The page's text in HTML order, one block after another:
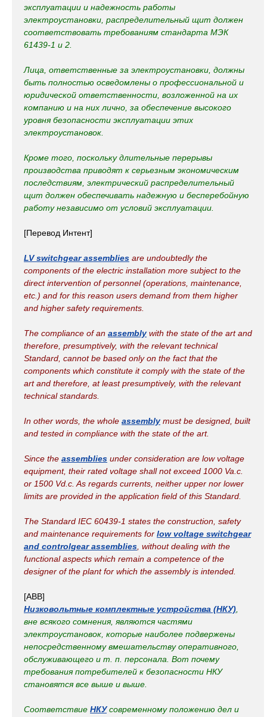
эксплуатации и надежность работы
электроустановки, распределительный щит должен
соответствовать требованиям стандарта МЭК
61439-1 и 2.
Лица, ответственные за электроустановки, должны
быть полностью осведомлены о профессиональной и
юридической ответственности, возложенной на их
компанию и на них лично, за обеспечение высокого
уровня безопасности эксплуатации этих
электроустановок.
Кроме того, поскольку длительные перерывы
производства приводят к серьезным экономическим
последствиям, электрический распределительный
щит должен обеспечивать надежную и бесперебойную
работу независимо от условий эксплуатации.
[Перевод Интент]
LV switchgear assemblies are undoubtedly the
components of the electric installation more subject to the
direct intervention of personnel (operations, maintenance,
etc.) and for this reason users demand from them higher
and higher safety requirements.
The compliance of an assemblywith the state of the art and
therefore, presumptively, with the relevant technical
Standard, cannot be based only on the fact that the
components which constitute it comply with the state of the
art and therefore, at least presumptively, with the relevant
technical standards.
In other words, the whole assemblymust be designed, built
and tested in compliance with the state of the art.
Since the assemblies under consideration are low voltage
equipment, their rated voltage shall not exceed 1000 Va.c.
or 1500 Vd.c. As regards currents, neither upper nor lower
limits are provided in the application field of this Standard.
The Standard IEC 60439-1 states the construction, safety
and maintenance requirements for low voltage switchgear
and controlgear assemblies , without dealing with the
functional aspects which remain a competence of the
designer of the plant for which the assembly is intended.
[ABB]
Низковольтные комплектные устройства (НКУ)
вне всякого сомнения, являются частями
электроустановок, которые наиболее подвержены
непосредственному вмешательству оперативного,
обслуживающего и т. п. персонала. Вот почему
требования потребителей к безопасности НКУ
становятся все выше и выше.
Соответствие НКУсовременному положению дел и